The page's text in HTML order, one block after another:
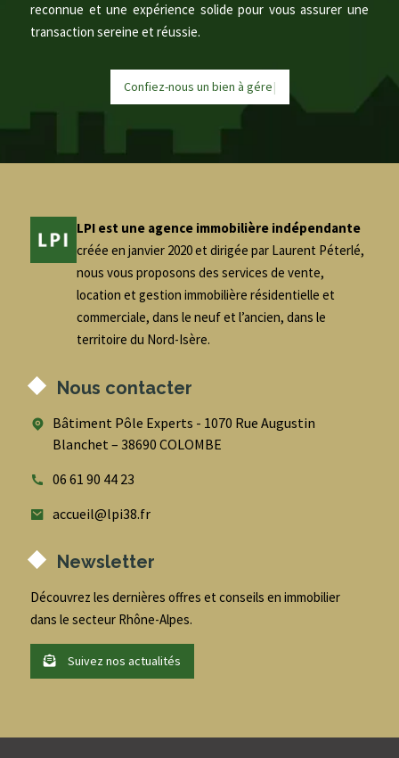
reconnue et une expérience solide pour vous assurer une
transaction sereine et réussie.
Confiez-nous un bien àgér|
LPI est une agence immobilière indépendante
créée en janvier 2020 et dirigée par Laurent Péterlé,
nous vous proposons des services de vente,
location et gestion immobilière résidentielle et
commerciale, dans le neuf et l’ancien, dans le
territoire du Nord-Isère.
Nous contacter
Bâtiment Pôle Experts - 1070 Rue Augustin
Blanchet – 38690 COLOMBE
06 61 90 44 23
accueil@lpi38.fr
Newsletter
Découvrez les dernières offres et conseils en immobilier
dans le secteur Rhône-Alpes.
Suivez nos actualités